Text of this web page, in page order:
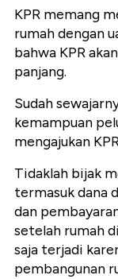
KPR memang
rumah dengan
bahwa KPR
panjang.
Sudah
kemampuan
mengajukan
Tidaklah bijak
termasuk dana
dan
setelah rumah
saja terjadi
pembangunan